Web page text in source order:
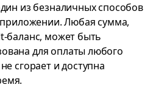
из безналичных способов
приложении. Любая сумма,
баланс, может быть
для оплаты любого
сгорает и доступна